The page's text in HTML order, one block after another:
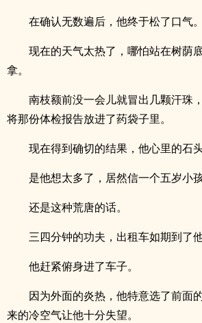
在确认无数遍后，他终于松了口气。
现在的天气太热了，哪怕站在树荫
拿。
南枝额前没一会儿就冒出几颗汗珠
将那份体检报告放进了药袋子里。
现在得到确切的结果，他心里的石
是他想太多了，居然信一个五岁小孩
还是这种荒唐的话。
三四分钟的功夫，出租车如期到了他
他赶紧俯身进了车子。
因为外面的炎热，他特意选了前面
来的冷空气让他十分失望。